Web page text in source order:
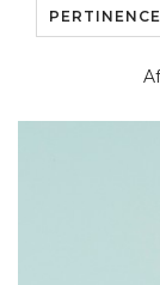
PERTINENCE